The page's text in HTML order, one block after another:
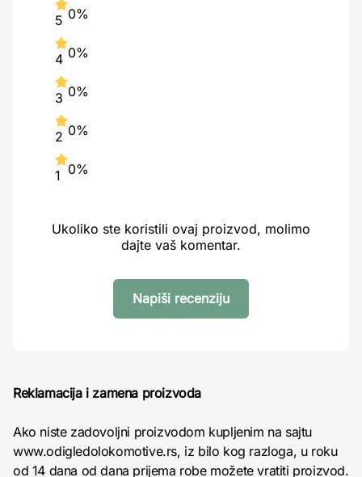
5 0%
4 0%
3 0%
2 0%
1 0%
Ukoliko ste koristili ovaj proizvod, molimo
dajte vaš komentar.
Napiši recenziju
Reklamacija i zamena proizvoda
Ako niste zadovoljni proizvodom kupljenim na sajtu
www.odigledolokomotive.rs, iz bilo kog razloga, u roku
od 14 dana od dana prijema robe možete vratiti proizvod.